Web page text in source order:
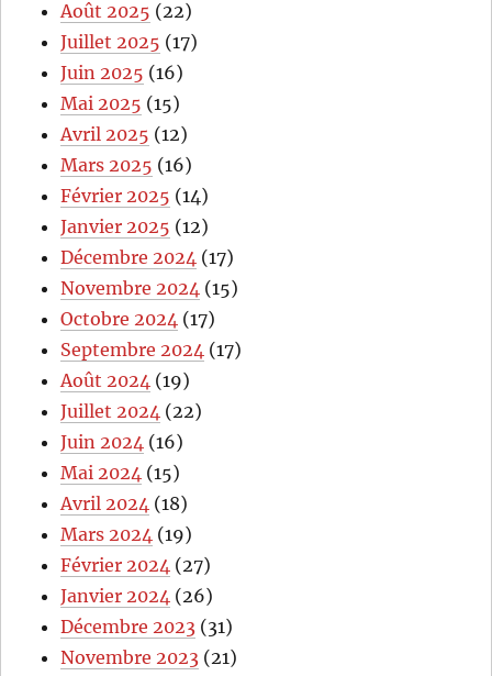
Août 2025 (22)
Juillet 2025 (17)
Juin 2025 (16)
Mai 2025 (15)
Avril 2025 (12)
Mars 2025 (16)
Février 2025 (14)
Janvier 2025 (12)
Décembre 2024 (17)
Novembre 2024 (15)
Octobre 2024 (17)
Septembre 2024 (17)
Août 2024 (19)
Juillet 2024 (22)
Juin 2024 (16)
Mai 2024 (15)
Avril 2024 (18)
Mars 2024 (19)
Février 2024 (27)
Janvier 2024 (26)
Décembre 2023 (31)
Novembre 2023 (21)